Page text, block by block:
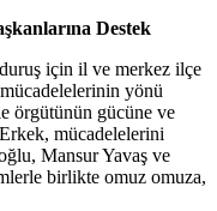
Destek
için il ve merkez ilçe
yönü
örgütünün gücüne ve
mücadelelerini
Mansur Yavaş ve
birlikte omuz omuza,